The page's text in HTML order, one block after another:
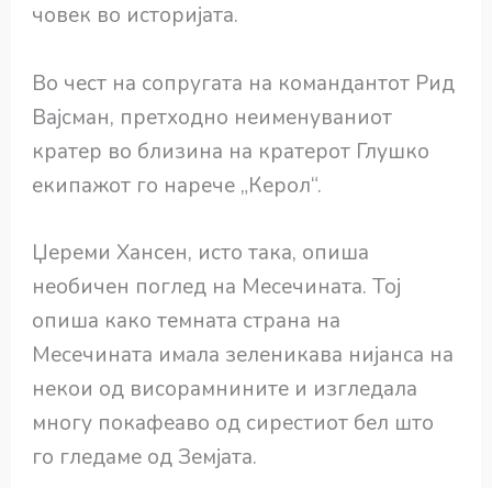
човек во историјата.
Во чест на сопругата на командантот Рид
Вајсман, претходно неименуваниот
кратер во близина на кратерот Глушко
екипажот го нарече „Керол“.
Џереми Хансен, исто така, опиша
необичен поглед на Месечината. Тој
опиша како темната страна на
Месечината имала зеленикава нијанса на
некои од висорамнините и изгледала
многу покафеаво од сирестиот бел што
го гледаме од Земјата.